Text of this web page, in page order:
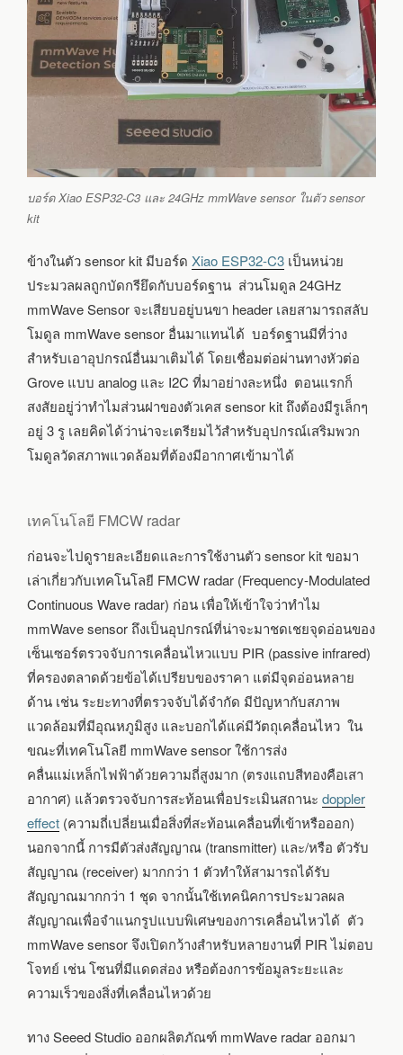
บอร์ด Xiao ESP32-C3 และ 24GHz mmWave sensor ในตัว sensor
kit
ข้างในตัว sensor kit มีบอร์ด Xiao ESP32-C3 เป็นหน่วย
ประมวลผลถูกบัดกรียึดกับบอร์ดฐาน ส่วนโมดูล 24GHz
mmWave Sensor จะเสียบอยู่บนขา header เลยสามารถสลับ
โมดูล mmWave sensor อื่นมาแทนได้ บอร์ดฐานมีที่ว่าง
สำหรับเอาอุปกรณ์อื่นมาเติมได้ โดยเชื่อมต่อผ่านทางหัวต่อ
Grove แบบ analog และ I2C ที่มาอย่างละหนึ่ง ตอนแรกก็
สงสัยอยู่ว่าทำไมส่วนฝาของตัวเคส sensor kit ถึงต้องมีรูเล็กๆ
อยู่ 3 รู เลยคิดได้ว่าน่าจะเตรียมไว้สำหรับอุปกรณ์เสริมพวก
โมดูลวัดสภาพแวดล้อมที่ต้องมีอากาศเข้ามาได้
เทคโนโลยี FMCW radar
ก่อนจะไปดูรายละเอียดและการใช้งานตัว sensor kit ขอมา
เล่าเกี่ยวกับเทคโนโลยี FMCW radar (Frequency-Modulated
Continuous Wave radar) ก่อน เพื่อให้เข้าใจว่าทำไม
mmWave sensor ถึงเป็นอุปกรณ์ที่น่าจะมาชดเชยจุดอ่อนของ
เซ็นเซอร์ตรวจจับการเคลื่อนไหวแบบ PIR (passive infrared)
ที่ครองตลาดด้วยข้อได้เปรียบของราคา แต่มีจุดอ่อนหลาย
ด้าน เช่น ระยะทางที่ตรวจจับได้จำกัด มีปัญหากับสภาพ
แวดล้อมที่มีอุณหภูมิสูง และบอกได้แค่มีวัตถุเคลื่อนไหว ใน
ขณะที่เทคโนโลยี mmWave sensor ใช้การส่ง
คลื่นแม่เหล็กไฟฟ้าด้วยความถี่สูงมาก (ตรงแถบสีทองคือเสา
อากาศ) แล้วตรวจจับการสะท้อนเพื่อประเมินสถานะ doppler
effect (ความถี่เปลี่ยนเมื่อสิ่งที่สะท้อนเคลื่อนที่เข้าหรือออก)
นอกจากนี้ การมีตัวส่งสัญญาณ (transmitter) และ/หรือ ตัวรับ
สัญญาณ (receiver) มากกว่า 1 ตัวทำให้สามารถได้รับ
สัญญาณมากกว่า 1 ชุด จากนั้นใช้เทคนิคการประมวลผล
สัญญาณเพื่อจำแนกรูปแบบพิเศษของการเคลื่อนไหวได้ ตัว
mmWave sensor จึงเปิดกว้างสำหรับหลายงานที่ PIR ไม่ตอบ
โจทย์ เช่น โซนที่มีแดดส่อง หรือต้องการข้อมูลระยะและ
ความเร็วของสิ่งที่เคลื่อนไหวด้วย
ทาง Seeed Studio ออกผลิตภัณฑ์ mmWave radar ออกมา